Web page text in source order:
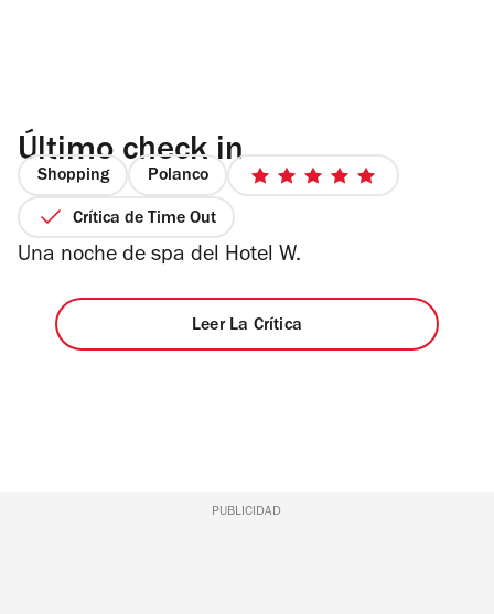
Último check in
Shopping Polanco
5
Crítica de Time Out
Una noche de spa del Hotel W.
Leer La Crítica
PUBLICIDAD